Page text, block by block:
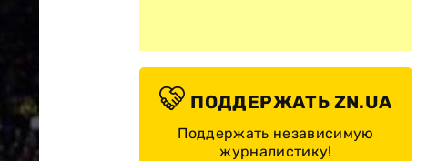
ПОДДЕРЖАТЬ ZN.UA
Поддержать независимую
журналистику!